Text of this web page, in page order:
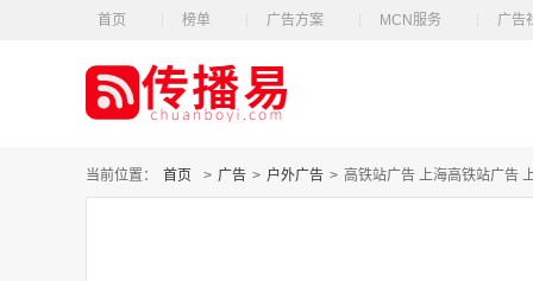
首页 榜单 广告方案 MCN服务 广告
当前位置： 首页 > 广告 > 户外广告 > 高铁站广告 上海高铁站广告